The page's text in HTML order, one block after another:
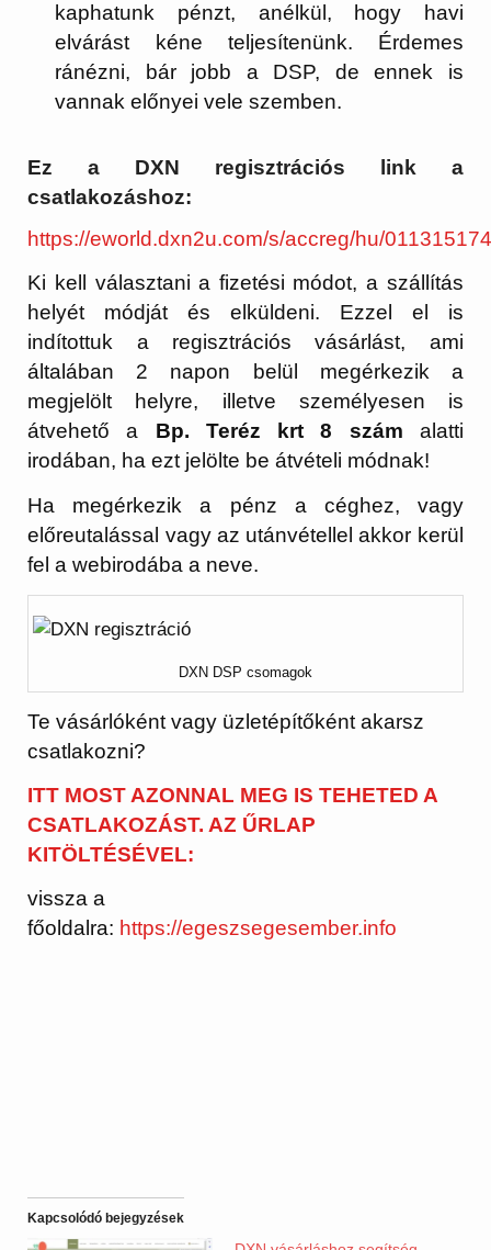
kaphatunk pénzt, anélkül, hogy havi
elvárást kéne teljesítenünk. Érdemes
ránézni, bár jobb a DSP, de ennek is
vannak előnyei vele szemben.
Ez a DXN regisztrációs link a
csatlakozáshoz:
https://eworld.dxn2u.com/s/accreg/hu/
Ki kell választani a fizetési módot, a szállítás
helyét módját és elküldeni. Ezzel el is
indítottuk a regisztrációs vásárlást, ami
általában 2 napon belül megérkezik a
megjelölt helyre, illetve személyesen is
átvehető a Bp. Teréz krt 8 szám alatti
irodában, ha ezt jelölte be átvételi módnak!
Ha megérkezik a pénz a céghez, vagy
előreutalással vagy az utánvétellel akkor kerül
fel a webirodába a neve.
DXN DSP csomagok
Te vásárlóként vagy üzletépítőként akarsz
csatlakozni?
ITT MOST AZONNAL MEG IS TEHETED A
CSATLAKOZÁST. AZ ŰRLAP
KITÖLTÉSÉVEL:
vissza a
főoldalra: https://egeszsegesember.info
Kapcsolódó bejegyzések